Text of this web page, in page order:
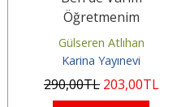
Öğretmenim
Gülseren Atlıhan
Karina Yayınevi
290,00TL 203,00TL